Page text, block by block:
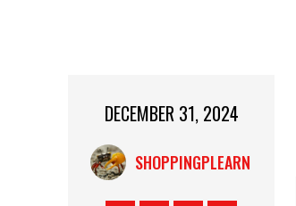
DECEMBER 31, 2024
SHOPPINGPLEARN